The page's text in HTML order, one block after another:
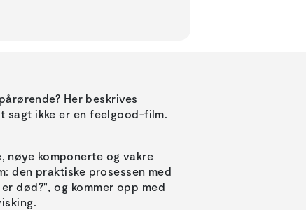
Her beskrives
sagt ikke er en feelgood-film.
nøye komponerte og vakre
den praktiske prosessen med
død?", og kommer opp med